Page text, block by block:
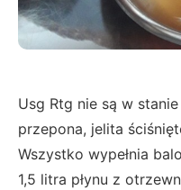
Usg Rtg nie są w
przepona, jelita
Wszystko wypełnia
1,5 litra płynu z